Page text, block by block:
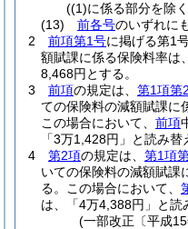
((1)に係る部分を除
(13)
前各号のいずれに
2
前項第1号に掲げる第1
額賦課に係る保険料率は、
8,468円とする。
3
前項の規定は、 第1項第
ての保険料の減額賦課に
この場合において、 前項
「3万1,428円」と読み替
4
第2項の規定は、 第1項
いての保険料の減額賦課
る。
この場合において、
は、「4万4,388円」と読
(一部改正〔平成